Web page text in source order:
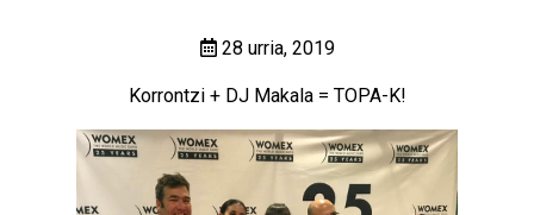
28 urria, 2019
Korrontzi + DJ Makala = TOPA-K!